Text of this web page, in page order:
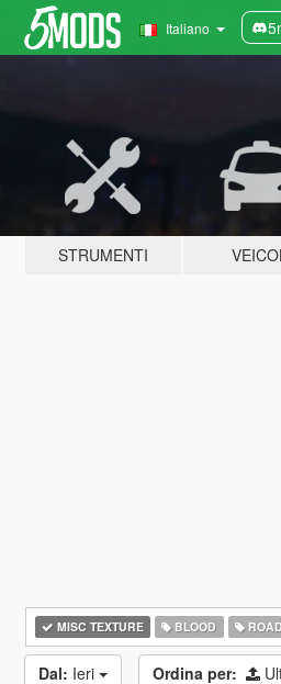
Italiano
STRUMENTI
MISC TEXTURE BLOOD
Dal: Ieri Ordina per: